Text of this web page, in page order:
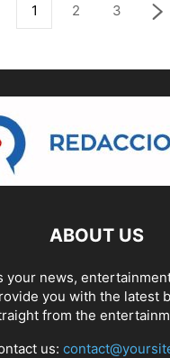
1 2 3
ABOUT US
your news,
you with the latest
from the
us: